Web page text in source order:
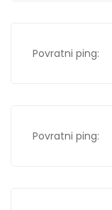
Povratni ping:
Povratni ping: